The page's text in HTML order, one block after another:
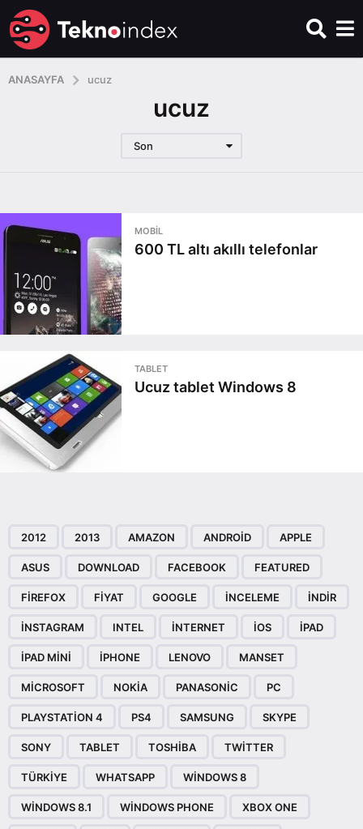
ANASAYFA ucuz
ucuz
Son
MOBIL
600 TL altı akıllı telefonlar
TABLET
Ucuz tablet Windows 8
2012 2013 AMAZON ANDROID APPLE
ASUS DOWNLOAD FACEBOOK FEATURED
FIREFOX FIYAT GOOGLE INCELEME INDIR
INSTAGRAM INTEL INTERNET IOS IPAD
IPAD MINI IPHONE LENOVO MANSET
MICROSOFT NOKIA PANASONIC PC
PLAYSTATION 4 PS4 SAMSUNG SKYPE
SONY TABLET TOSHIBA TWITTER
TÜRKIYE WHATSAPP WINDOWS 8
WINDOWS 8.1 WINDOWS PHONE XBOX ONE